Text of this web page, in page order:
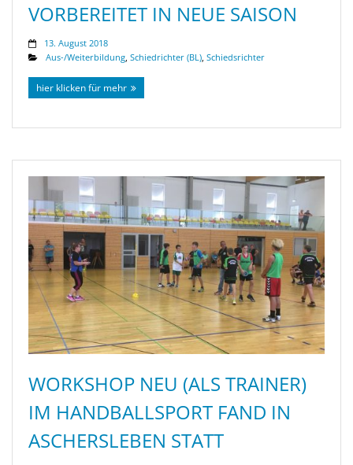
VORBEREITET IN NEUE SAISON
13. August 2018
Aus-/Weiterbildung, Schiedrichter (BL), Schiedsrichter
hier klicken für mehr
WORKSHOP NEU (ALS TRAINER)
IM HANDBALLSPORT FAND IN
ASCHERSLEBEN STATT